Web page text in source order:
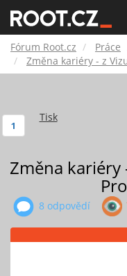
Fórum Root.cz Práce
Změna kariéry - z
Tisk
1
Změna kariéry
8 odpovědí